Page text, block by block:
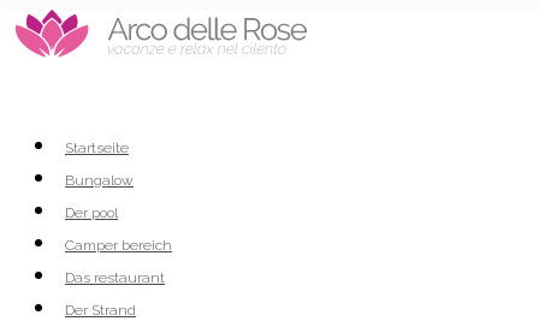
Startseite
Bungalow
Der pool
Camper bereich
Das restaurant
Der Strand